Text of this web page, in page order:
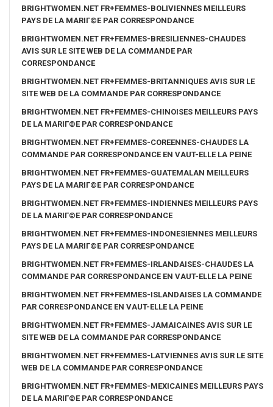
BRIGHTWOMEN.NET FR+FEMMES-BOLIVIENNES MEILLEURS
PAYS DE LA MARIГ©E PAR CORRESPONDANCE
BRIGHTWOMEN.NET FR+FEMMES-BRESILIENNES-CHAUDES
AVIS SUR LE SITE WEB DE LA COMMANDE PAR
CORRESPONDANCE
BRIGHTWOMEN.NET FR+FEMMES-BRITANNIQUES AVIS SUR LE
SITE WEB DE LA COMMANDE PAR CORRESPONDANCE
BRIGHTWOMEN.NET FR+FEMMES-CHINOISES MEILLEURS PAYS
DE LA MARIГ©E PAR CORRESPONDANCE
BRIGHTWOMEN.NET FR+FEMMES-COREENNES-CHAUDES LA
COMMANDE PAR CORRESPONDANCE EN VAUT-ELLE LA PEINE
BRIGHTWOMEN.NET FR+FEMMES-GUATEMALAN MEILLEURS
PAYS DE LA MARIГ©E PAR CORRESPONDANCE
BRIGHTWOMEN.NET FR+FEMMES-INDIENNES MEILLEURS PAYS
DE LA MARIГ©E PAR CORRESPONDANCE
BRIGHTWOMEN.NET FR+FEMMES-INDONESIENNES MEILLEURS
PAYS DE LA MARIГ©E PAR CORRESPONDANCE
BRIGHTWOMEN.NET FR+FEMMES-IRLANDAISES-CHAUDES LA
COMMANDE PAR CORRESPONDANCE EN VAUT-ELLE LA PEINE
BRIGHTWOMEN.NET FR+FEMMES-ISLANDAISES LA COMMANDE
PAR CORRESPONDANCE EN VAUT-ELLE LA PEINE
BRIGHTWOMEN.NET FR+FEMMES-JAMAICAINES AVIS SUR LE
SITE WEB DE LA COMMANDE PAR CORRESPONDANCE
BRIGHTWOMEN.NET FR+FEMMES-LATVIENNES AVIS SUR LE SITE
WEB DE LA COMMANDE PAR CORRESPONDANCE
BRIGHTWOMEN.NET FR+FEMMES-MEXICAINES MEILLEURS PAYS
DE LA MARIГ©E PAR CORRESPONDANCE